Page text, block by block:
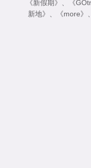
《新假期》
《
新地》
《more》